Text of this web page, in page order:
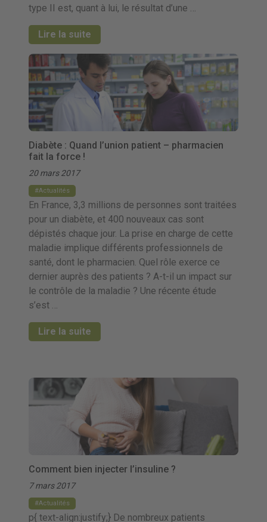
type II est, quant à lui, le résultat d’une …
Lire la suite
Diabète : Quand l’union patient – pharmacien
fait la force !
20 mars 2017
Actualités
En France, 3,3 millions de personnes sont traitées
pour un diabète, et 400 nouveaux cas sont
dépistés chaque jour. La prise en charge de cette
maladie implique différents professionnels de
santé, dont le pharmacien. Quel rôle exerce ce
dernier auprès des patients ? A-t-il un impact sur
le contrôle de la maladie ? Une récente étude
s’est …
Lire la suite
Comment bien injecter l’insuline ?
7 mars 2017
Actualités
p{ text-align:justify;} De nombreux patients